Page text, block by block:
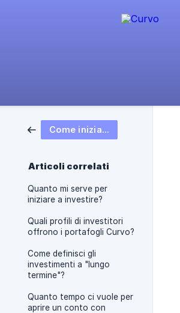
Come iniziare
Articoli correlati
Quanto mi serve per
iniziare a investire?
Quali profili di investitori
offrono i portafogli Curvo?
Come definisci gli
investimenti a "lungo
termine"?
Quanto tempo ci vuole per
aprire un conto con